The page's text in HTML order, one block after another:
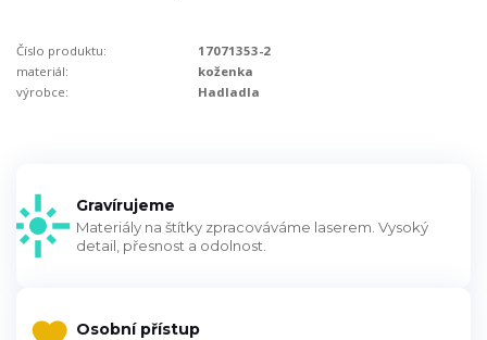
Číslo produktu:
17071353-2
materiál:
koženka
výrobce:
Hadladla
Gravírujeme
Materiály na štítky zpracováváme laserem. Vysoký
detail, přesnost a odolnost.
Osobní přístup